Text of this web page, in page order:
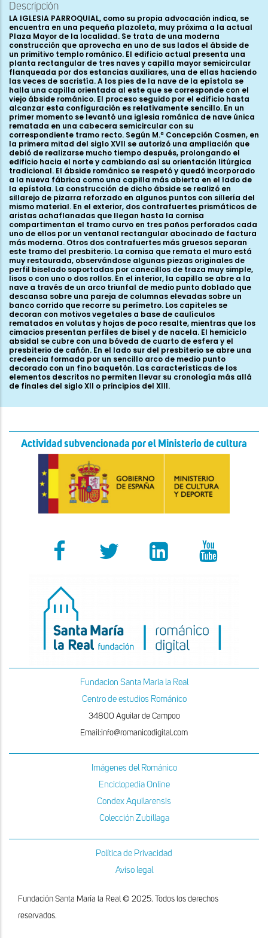
Descripción
LA IGLESIA PARROQUIAL, como su propia advocación indica, se
encuentra en una pequeña plazoleta, muy próxima a la actual
Plaza Mayor de la localidad. Se trata de una moderna
construcción que aprovecha en uno de sus lados el ábside de
un primitivo templo románico. El edificio actual presenta una
planta rectangular de tres naves y capilla mayor semicircular
flanqueada por dos estancias auxiliares, una de ellas haciendo
las veces de sacristía. A los pies de la nave de la epístola se
halla una capilla orientada al este que se corresponde con el
viejo ábside románico. El proceso seguido por el edificio hasta
alcanzar esta configuración es relativamente sencillo. En un
primer momento se levantó una iglesia románica de nave única
rematada en una cabecera semicircular con su
correspondiente tramo recto. Según M.ª Concepción Cosmen, en
la primera mitad del siglo XVII se autorizó una ampliación que
debió de realizarse mucho tiempo después, prolongando el
edificio hacia el norte y cambiando así su orientación litúrgica
tradicional. El ábside románico se respetó y quedó incorporado
a la nueva fábrica como una capilla más abierta en el lado de
la epístola. La construcción de dicho ábside se realizó en
sillarejo de pizarra reforzado en algunos puntos con sillería del
mismo material. En el exterior, dos contrafuertes prismáticos de
aristas achaflanadas que llegan hasta la cornisa
compartimentan el tramo curvo en tres paños perforados cada
uno de ellos por un ventanal rectangular abocinado de factura
más moderna. Otros dos contrafuertes más gruesos separan
este tramo del presbiterio. La cornisa que remata el muro está
muy restaurada, observándose algunas piezas originales de
perfil biselado soportadas por canecillos de traza muy simple,
lisos o con uno o dos rollos. En el interior, la capilla se abre a la
nave a través de un arco triunfal de medio punto doblado que
descansa sobre una pareja de columnas elevadas sobre un
banco corrido que recorre su perímetro. Los capiteles se
decoran con motivos vegetales a base de caulículos
rematados en volutas y hojas de poco resalte, mientras que los
cimacios presentan perfiles de bisel y de nacela. El hemiciclo
absidal se cubre con una bóveda de cuarto de esfera y el
presbiterio de cañón. En el lado sur del presbiterio se abre una
credencia formada por un sencillo arco de medio punto
decorado con un fino baquetón. Las características de los
elementos descritos no permiten llevar su cronología más allá
de finales del siglo XII o principios del XIII.
Actividad subvencionada por el Ministerio de cultura
Fundacion Santa Maria la Real
Centro de estudios Románico
34800 Aguilar de Campoo
Email:info@romanicodigital.com
Imágenes del Románico
Enciclopedia Online
Condex Aquilarensis
Colección Zubillaga
Política de Privacidad
Aviso legal
Fundación Santa María la Real © 2025. Todos los derechos
reservados.